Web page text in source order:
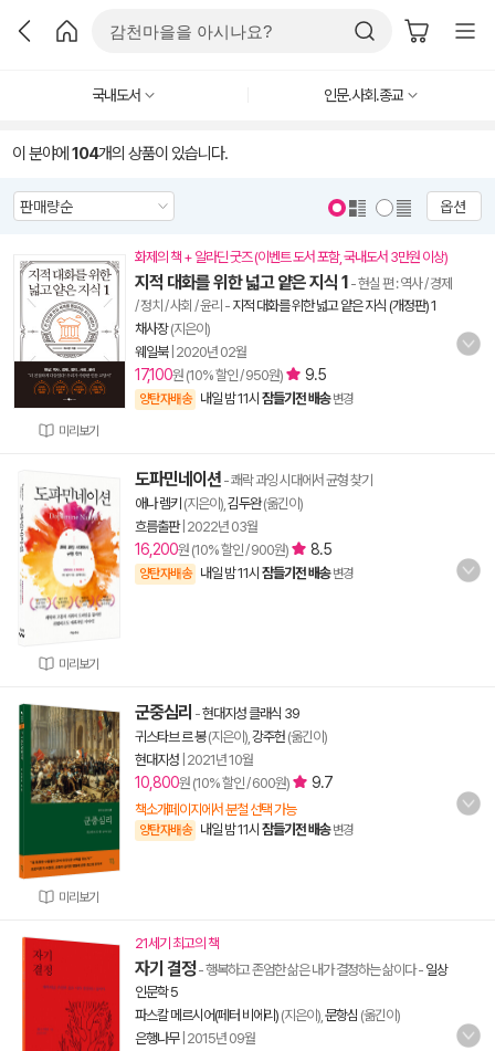
국내도서 인문.사회.종교
이 분야에 104개의 상품이 있습니다.
옵션
미리보기
화제의 책 + 알라딘 굿즈 (이벤트 도서 포함, 국내도서 3만원 이상)
지적 대화를 위한 넓고 얕은 지식 1 - 현실 편 : 역사 / 경제
/ 정치 / 사회 / 윤리 - 지적 대화를 위한 넓고 얕은 지식 (개정판) 1
채사장(지은이)
웨일북| 2020년 02월
17,100원 (10% 할인 / 950원) 9.5
양탄자배송 내일 밤 11시 잠들기전 배송 변경
미리보기
도파민네이션 - 쾌락 과잉 시대에서 균형 찾기
애나 렘키 (지은이), 김두완(옮긴이)
흐름출판| 2022년 03월
16,200원 (10% 할인 / 900원) 8.5
양탄자배송 내일 밤 11시 잠들기전 배송 변경
미리보기
군중심리 -현대지성 클래식 39
귀스타브 르 봉(지은이), 강주헌 (옮긴이)
현대지성 2021년 10월
10,800원 (10% 할인 / 600원) 9.7
책소개페이지에서 분철 선택 가능
양탄자배송 내일 밤 11시 잠들기전 배송 변경
21세기 최고의 책
자기 결정- 행복하고 존엄한 삶은 내가 결정하는 삶이다- 일상
인문학 5
파스칼 메르시어(페터 비에리) (지은이), 문항심 (옮긴이)
은행나무| 2015년 09월